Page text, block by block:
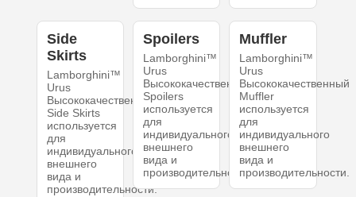
Side
Skirts
Lamborghini™
Urus
Высококачественный
Side Skirts
используется
для
индивидуального
внешнего
вида и
производительности.
Spoilers
Lamborghini™
Urus
Высококачественный
Spoilers
используется
для
индивидуального
внешнего
вида и
производительности.
Muffler
Lamborghini™
Urus
Высококачественный
Muffler
используется
для
индивидуального
внешнего
вида и
производительности.